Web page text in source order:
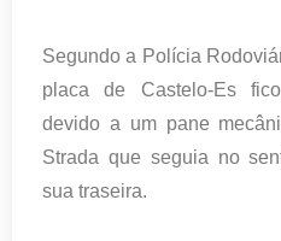
Segundo a Polícia
placa de Castelo-Es
devido a um pane
Strada que seguia no
sua traseira.